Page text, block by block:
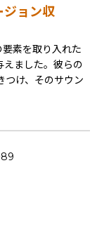
ジョン収
素を取り入れた
えました。彼らの
つけ、そのサウン